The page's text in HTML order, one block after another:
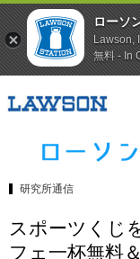
研究所通信
スポーツくじ
フェ一杯無料
ローソ
Lawson,
無料 - In